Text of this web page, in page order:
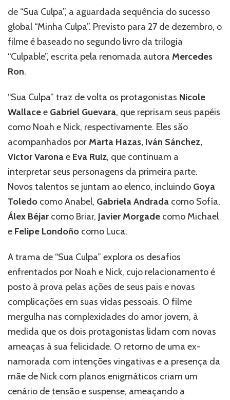
de
estreia
“Sua
Culpa”:
“Minha
Culpa”
de “Sua Culpa”, a aguardada sequência do sucesso
global “Minha Culpa”. Previsto para 27 de dezembro, o
filme é baseado no segundo livro da trilogia
“Culpable”, escrita pela renomada autora Mercedes
Ron.
“Sua Culpa” traz de volta os protagonistas Nicole
Wallacee Gabriel Guevara, que reprisam seus papéis
como Noah e Nick, respectivamente. Eles são
acompanhados porMarta Hazas, Iván Sánchez,
Victor Varonae Eva Ruiz, que continuam a
interpretar seus personagens da primeira parte.
Novos talentos se juntam ao elenco, incluindo Goya
Toledo como Anabel, Gabriela Andrada como Sofía,
Álex Béjar como Briar, Javier Morgade como Michael
e Felipe Londoño como Luca.
A trama de “Sua Culpa” explora os desafios
enfrentados por Noah e Nick, cujo relacionamento é
posto à prova pelas ações de seus pais e novas
complicações em suas vidas pessoais. O filme
mergulha nas complexidades do amor jovem, à
medida que os dois protagonistas lidam com novas
ameaças à sua felicidade. O retorno de uma ex-
namorada com intenções vingativas e a presença da
mãe de Nick com planos enigmáticos criam um
cenário de tensão e suspense, ameaçando a